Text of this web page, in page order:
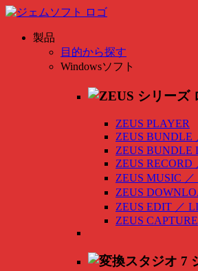
製品
目的から探す
Windowsソフト
ZEUS PLAYER
ZEUS BUNDLE
ZEUS BUNDLE
ZEUS RECORD
ZEUS MUSIC ／
ZEUS
ZEUS EDIT ／
ZEUS CAPTURE